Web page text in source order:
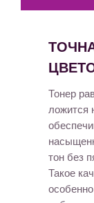
Тонер
ложится
тон без
Такое